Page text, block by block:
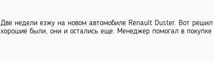
Две недели езжу на новом автомобиле Renault Duster. Вот
хорошие были, они и остались еще. Менеджер помогал в